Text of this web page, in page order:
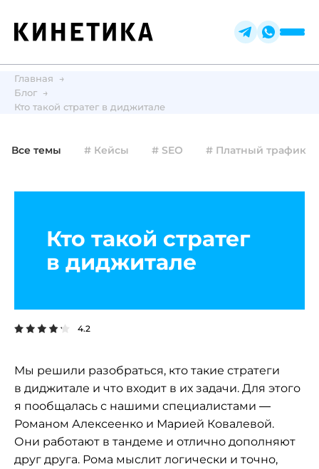
Главная
Блог
Кто такой стратег в диджитале
Все темы # Кейсы # SEO # Платный трафик
Кто такой стратег
в диджитале
4.2
Мы решили разобраться, кто такие стратеги
в диджитале и что входит в их задачи. Для этого
я пообщалась с нашими специалистами —
Романом Алексеенко и Марией Ковалевой.
Они работают в тандеме и отлично дополняют
друг друга. Рома мыслит логически и точно,